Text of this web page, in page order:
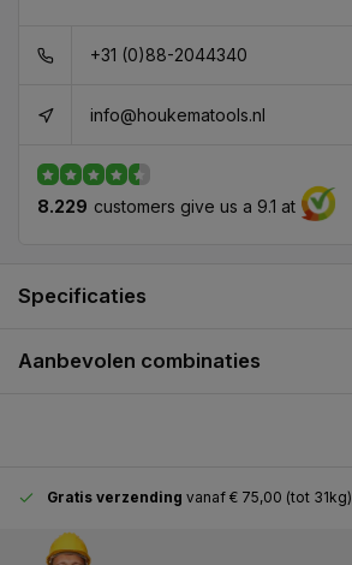
+31 (0)88-2044340
info@houkematools.nl
8.229 customers give us a 9.1 at
Specificaties
Aanbevolen combinaties
Gratis verzending vanaf € 75,00 (tot 31kg)